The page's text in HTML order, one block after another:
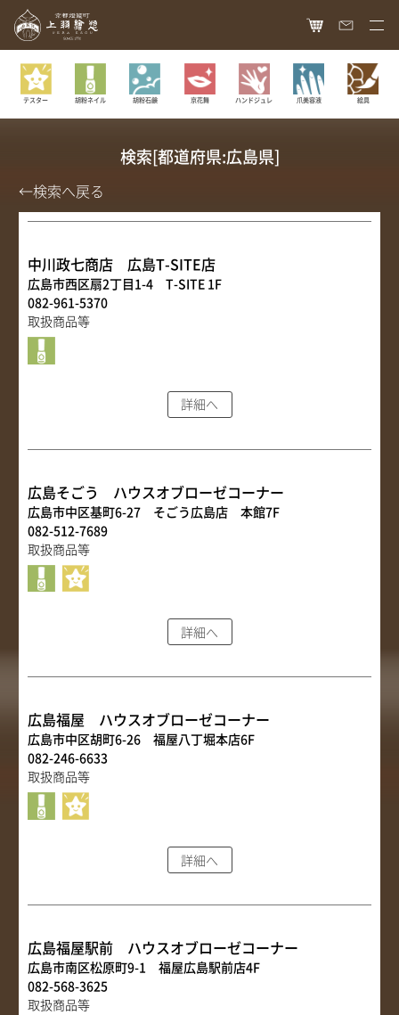
HOME
オンラインショップ
商品ラインナップ
胡粉ネイル
絵具
胡粉コスメ
京花舞
胡粉石鹸
お知らせ
最新情報
メディア掲載
ねいる図案帖
日本画作品帖
白狐通信
上羽絵惣について
会社概要
想い
お問い合わせ
カタログ請求
サイトマップ
検索[都道府県:広島県]
←検索へ戻る
テスター 胡粉ネイル 胡粉石鹸 京花舞 ハンドジュレ 爪美容液 絵具
中川政七商店 広島T-SITE店
広島市西区扇2丁目1-4 T-SITE 1F
082-961-5370
取扱商品等
詳細へ
広島そごう ハウスオブローゼコーナー
広島市中区基町6-27 そごう広島店 本館7F
082-512-7689
取扱商品等
詳細へ
広島福屋 ハウスオブローゼコーナー
広島市中区胡町6-26 福屋八丁堀本店6F
082-246-6633
取扱商品等
詳細へ
広島福屋駅前 ハウスオブローゼコーナー
広島市南区松原町9-1 福屋広島駅前店4F
082-568-3625
取扱商品等